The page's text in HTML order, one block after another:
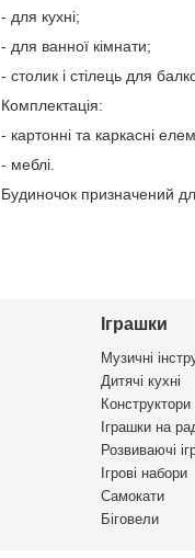
- для кухні;
- для ванної кімнати;
- столик і стілець для
Комплектація:
- картонні та каркасні
- меблі.
Будиночок призначений
Іграшки
Музичні
Дитячі кухні
Конструктори
Іграшки на
Розвиваючі
Ігрові набори
Самокати
Біговели